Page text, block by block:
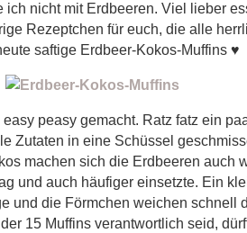
nicht mit Erdbeeren. Viel lieber
Rezeptchen für euch, die alle
saftige Erdbeer-Kokos-Muffins ♥
peasy gemacht. Ratz fatz ein
Zutaten in eine Schüssel
machen sich die Erdbeeren auch
und auch häufiger einsetzte. Ein
und die Förmchen weichen schnell
15 Muffins verantwortlich seid,